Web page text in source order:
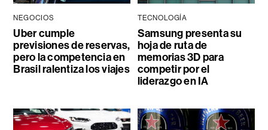
NEGOCIOS
Uber cumple
previsiones de reservas,
pero la competencia en
Brasil ralentiza los viajes
TECNOLOGÍA
Samsung presenta su
hoja de ruta de
memorias 3D para
competir por el
liderazgo en IA